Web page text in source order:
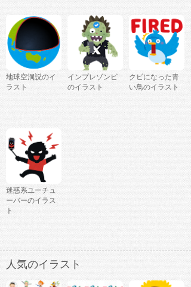
地球空洞説のイ
ラスト
インプレゾンビ
のイラスト
クビになった青
い鳥のイラスト
迷惑系ユーチュ
ーバーのイラス
ト
人気のイラスト